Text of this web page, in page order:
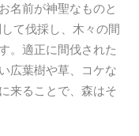
名前が神聖なものと
て伐採し、木々の間
。適正に間伐された
広葉樹や草、コケな
来ることで、森はそ